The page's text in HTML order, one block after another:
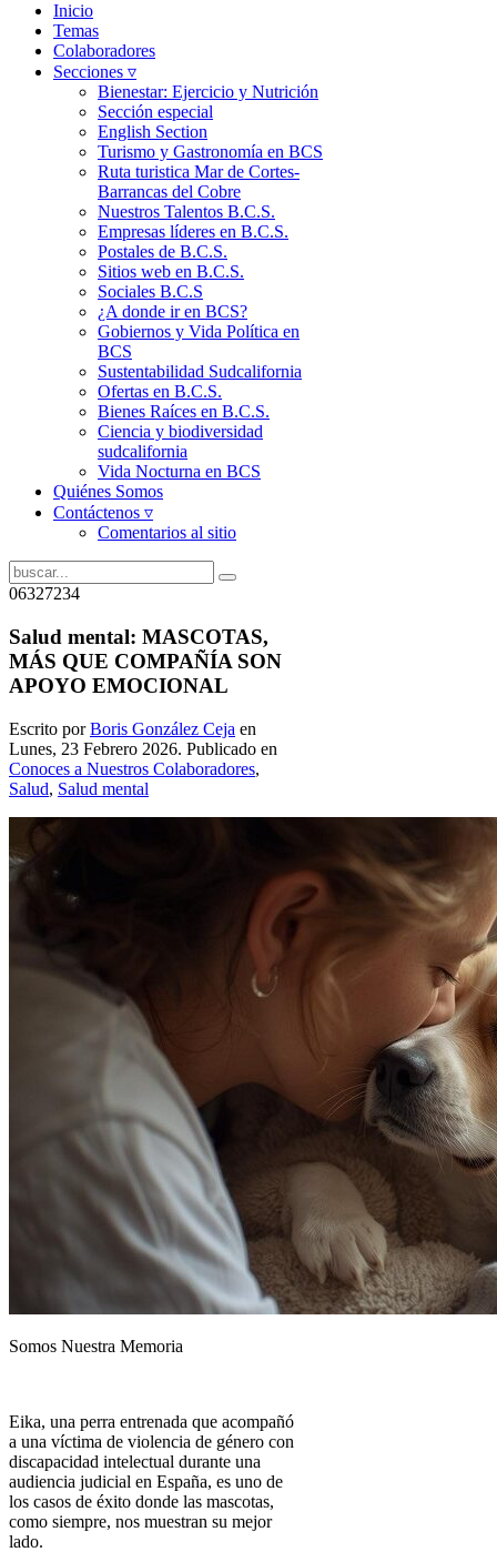
Inicio
Temas
Colaboradores
Secciones ▿
Bienestar: Ejercicio y Nutrición
Sección especial
English Section
Turismo y Gastronomía en BCS
Ruta turistica Mar de Cortes-
Barrancas del Cobre
Nuestros Talentos B.C.S.
Empresas líderes en B.C.S.
Postales de B.C.S.
Sitios web en B.C.S.
Sociales B.C.S
¿A donde ir en BCS?
Gobiernos y Vida Política en
BCS
Sustentabilidad Sudcalifornia
Ofertas en B.C.S.
Bienes Raíces en B.C.S.
Ciencia y biodiversidad
sudcalifornia
Vida Nocturna en BCS
Quiénes Somos
Contáctenos ▿
Comentarios al sitio
06327234
Salud mental: MASCOTAS,
MÁS QUE COMPAÑÍA SON
APOYO EMOCIONAL
Escrito porBoris González Ceja en
Lunes, 23 Febrero 2026. Publicado en
Conoces a Nuestros Colaboradores,
Salud, Salud mental
Somos Nuestra Memoria
Eika, una perra entrenada que acompañó
a una víctima de violencia de género con
discapacidad intelectual durante una
audiencia judicial en España, es uno de
los casos de éxito donde las mascotas,
como siempre, nos muestran su mejor
lado.